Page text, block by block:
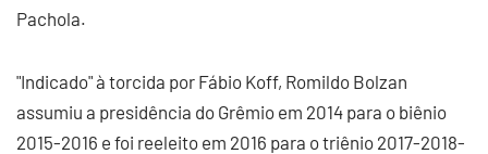
Pachola.
"Indicado" à torcida por Fábio Koff, Romildo Bolzan
assumiu a presidência do Grêmio em 2014 para o biênio
2015-2016 e foi reeleito em 2016 para o triênio 2017-2018-